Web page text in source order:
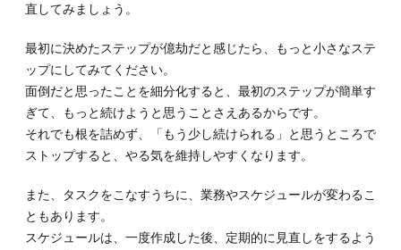
直してみましょう。
最初に決めたステップが億劫だと感じたら、もっと小さなステ
ップにしてみてください。
面倒だと思ったことを細分化すると、最初のステップが簡単す
ぎて、もっと続けようと思うことさえあるからです。
それでも根を詰めず、「もう少し続けられる」と思うところで
ストップすると、やる気を維持しやすくなります。
また、タスクをこなすうちに、業務やスケジュールが変わるこ
ともあります。
スケジュールは、一度作成した後、定期的に見直しをするよう